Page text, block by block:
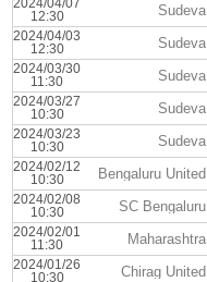
2024/04/07
12:30
Sudeva
2024/04/03
12:30
Sudeva
2024/03/30
11:30
Sudeva
2024/03/27
10:30
Sudeva
2024/03/23
10:30
Sudeva
2024/02/12
10:30
Bengaluru United
2024/02/08
10:30
SC Bengaluru
2024/02/01
11:30
Maharashtra
2024/01/26
10:30
Chirag United